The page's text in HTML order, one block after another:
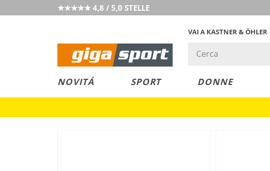
★★★★★ 4,8 / 5,0 STELLE
VAI A KASTNER & ÖHLER
NOVITÁ SPORT DONNE